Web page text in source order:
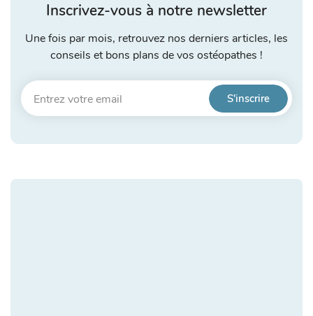
Inscrivez-vous à notre newsletter
Une fois par mois, retrouvez nos derniers articles, les
conseils et bons plans de vos ostéopathes !